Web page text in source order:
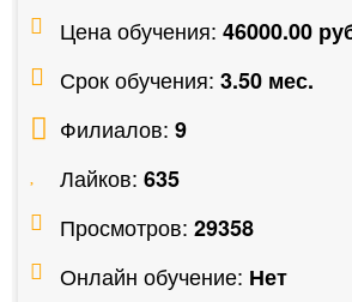
Цена обучения: 46000.00
Срок обучения: 3.50 мес.
Филиалов: 9
Лайков: 635
Просмотров: 29358
Онлайн обучение: Нет